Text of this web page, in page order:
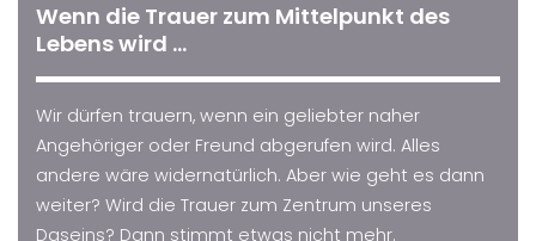
Wenn die Trauer zum Mittelpunkt des
Lebens wird ...
Wir dürfen trauern, wenn ein geliebter naher
Angehöriger oder Freund abgerufen wird. Alles
andere wäre widernatürlich. Aber wie geht es dann
weiter? Wird die Trauer zum Zentrum unseres
Daseins? Dann stimmt etwas nicht mehr.